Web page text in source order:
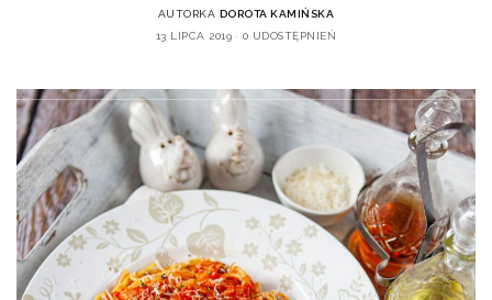
AUTORKA DOROTA KAMIŃSKA
13 LIPCA 2019
0 UDOSTĘPNIEŃ